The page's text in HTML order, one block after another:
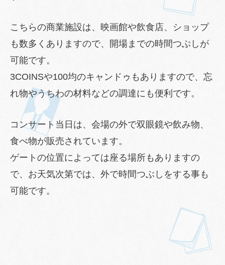
こちらの商業施設は、映画館や飲食店、ショップ
も数多くありますので、開場までの時間つぶしが
可能です。
3COINSや100均のキャンドゥもありますので、忘
れ物やうちわの材料などの調達にも便利です。
コンサート当日は、会場の外で双眼鏡や飲み物、
食べ物が販売されています。
ゲートの位置によっては座る場所もありますの
で、お天気次第では、外で時間つぶしをする事も
可能です。